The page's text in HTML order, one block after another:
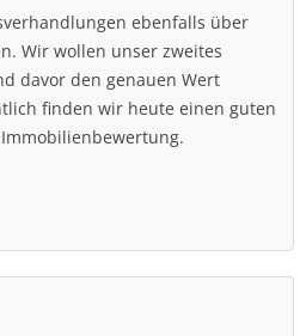
ebenfalls über
Wir wollen unser zweites
davor den genauen Wert
finden wir heute einen guten